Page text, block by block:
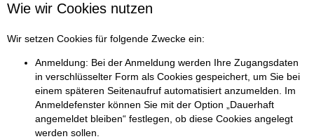
Wie wir Cookies nutzen
Wir setzen Cookies für folgende Zwecke ein:
Anmeldung: Bei der Anmeldung werden Ihre Zugangsdaten
in verschlüsselter Form als Cookies gespeichert, um Sie bei
einem späteren Seitenaufruf automatisiert anzumelden. Im
Anmeldefenster können Sie mit der Option „Dauerhaft
angemeldet bleiben“ festlegen, ob diese Cookies angelegt
werden sollen.